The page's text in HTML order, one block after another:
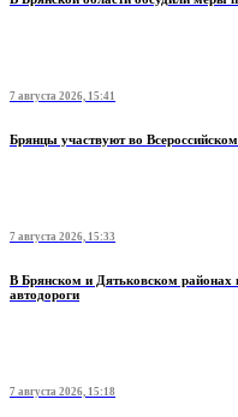
7 августа 2026, 15:41
Брянцы участвуют во
7 августа 2026, 15:33
В Брянском и Дятьковском районах
автодороги
7 августа 2026, 15:18